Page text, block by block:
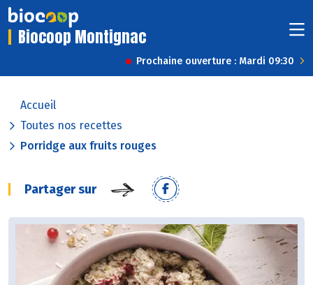
Biocoop Montignac
Prochaine ouverture : Mardi 09:30
Accueil
Toutes nos recettes
Porridge aux fruits rouges
Partager sur